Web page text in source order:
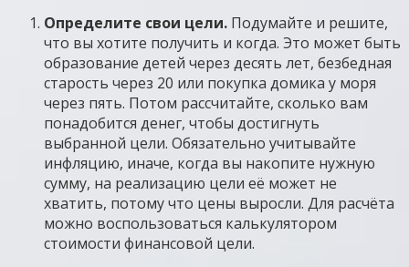
Определите свои цели. Подумайте и решите,
что вы хотите получить и когда. Это может быть
образование детей через десять лет, безбедная
старость через 20 или покупка домика у моря
через пять. Потом рассчитайте, сколько вам
понадобится денег, чтобы достигнуть
выбранной цели. Обязательно учитывайте
инфляцию, иначе, когда вы накопите нужную
сумму, на реализацию цели её может не
хватить, потому что цены выросли. Для расчёта
можно воспользоваться калькулятором
стоимости финансовой цели.